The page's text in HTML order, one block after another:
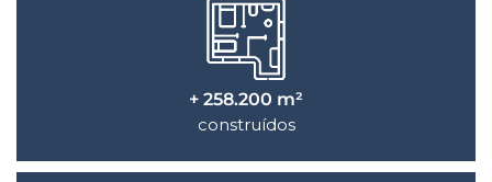
+ 258.200 m²
construídos